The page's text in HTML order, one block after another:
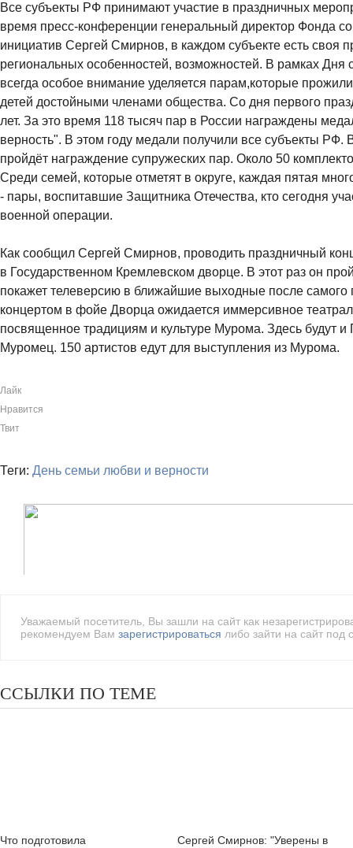
Все субъекты РФ принимают участие в праздничных
время пресс-конференции генеральный директор Фонда
инициатив Сергей Смирнов, в каждом субъекте есть своя
региональных особенностей, возможностей. В рамках Дня
всегда особое внимание уделяется парам,которые
детей достойными членами общества. Со дня первого
лет. За это время 118 тысяч пар в России награждены
верность". В этом году медали получили все субъекты РФ.
пройдёт награждение супружеских пар. Около 50
Среди семей, которые отметят в округе, каждая пятая
- пары, воспитавшие Защитника Отечества, кто сегодня
военной операции.
Как сообщил Сергей Смирнов, проводить праздничный
в Государственном Кремлевском дворце. В этот раз он
покажет телеверсию в ближайшие выходные после самого
концертом в фойе Дворца ожидается иммерсивное
посвященное традициям и культуре Мурома. Здесь будут
Муромец. 150 артистов едут для выступления из Мурома.
Лайк
Нравится
Твит
Теги: День семьи любви и верности
Уважаемый посетитель, Вы зашли на сайт как
рекомендуем Вам зарегистрироваться либо зайти на сайт
ССЫЛКИ ПО ТЕМЕ
Что подготовила Сергей Смирнов: "Уверены в